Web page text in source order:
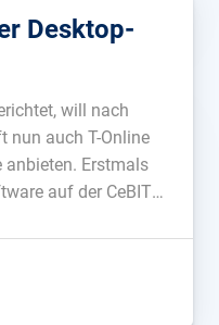
Desktop-
will nach
nun auch T-Online
anbieten. Erstmals
auf der CeBIT
vom